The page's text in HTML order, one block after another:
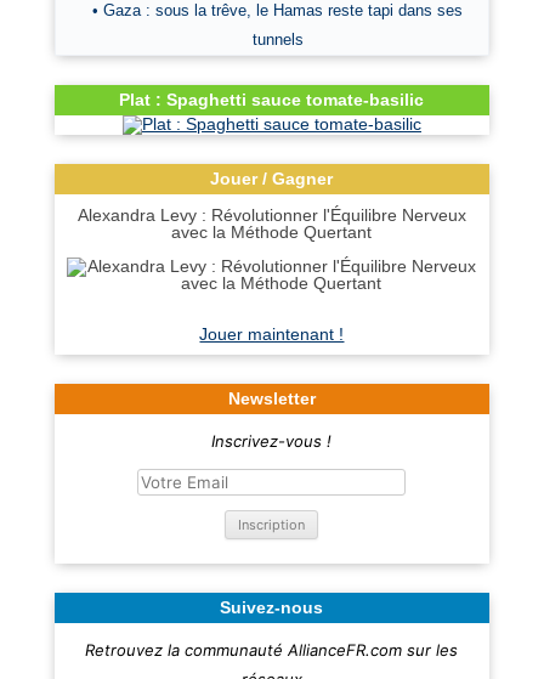
• Gaza : sous la trêve, le Hamas reste tapi dans ses
tunnels
Plat : Spaghetti sauce tomate-basilic
Jouer / Gagner
Alexandra Levy : Révolutionner l'Équilibre Nerveux
avec la Méthode Quertant
Jouer maintenant !
Newsletter
Inscrivez-vous !
Suivez-nous
Retrouvez la communauté AllianceFR.com sur les